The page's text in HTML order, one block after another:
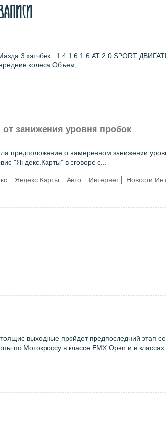
Мазда 3 хэтчбек 1.4 1.6 1.6 AT 2.0 SPORT
колеса Объем,...
от занижения уровня пробок
предположение о намеренном занижении
"Яндекс.Карты" в сговоре с...
Яндекс.Карты Авто Интернет
Новости
выходные пройдет предпоследний этап
по Мотокроссу в классе EMX Open и в классах...